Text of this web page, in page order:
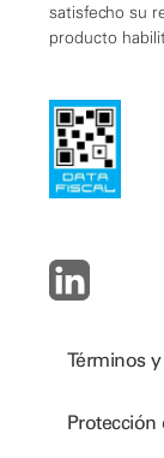
satisfecho su
producto
Términos
Protección